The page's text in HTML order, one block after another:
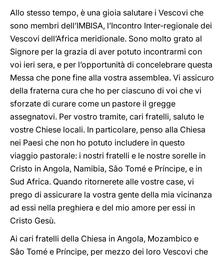
Allo stesso tempo, è una gioia salutare i Vescovi che
sono membri dell’IMBISA, l’Incontro Inter-regionale dei
Vescovi dell’Africa meridionale. Sono molto grato al
Signore per la grazia di aver potuto incontrarmi con
voi ieri sera, e per l’opportunità di concelebrare questa
Messa che pone fine alla vostra assemblea. Vi assicuro
della fraterna cura che ho per ciascuno di voi che vi
sforzate di curare come un pastore il gregge
assegnatovi. Per vostro tramite, cari fratelli, saluto le
vostre Chiese locali. In particolare, penso alla Chiesa
nei Paesi che non ho potuto includere in questo
viaggio pastorale: i nostri fratelli e le nostre sorelle in
Cristo in Angola, Namibia, Sâo Tomé e Príncipe, e in
Sud Africa. Quando ritornerete alle vostre case, vi
prego di assicurare la vostra gente della mia vicinanza
ad essi nella preghiera e del mio amore per essi in
Cristo Gesù.
Ai cari fratelli della Chiesa in Angola, Mozambico e
Sâo Tomé e Príncipe, per mezzo dei loro Vescovi che